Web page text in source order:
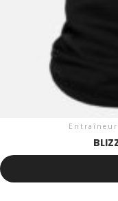
Entraîneur